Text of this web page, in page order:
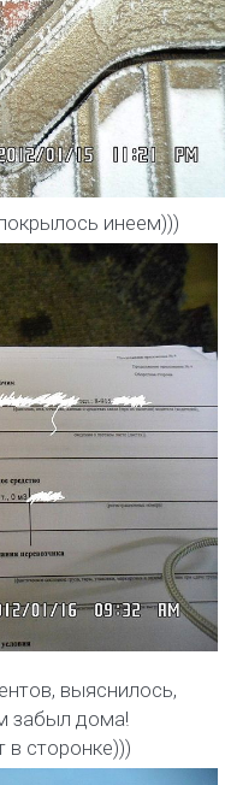
инеем)))
выяснилось,
забыл дома!
сторонке)))